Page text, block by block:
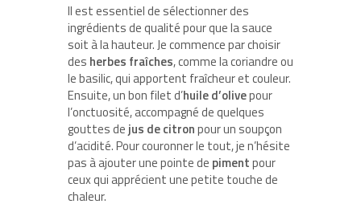
Il est essentiel de sélectionner des
ingrédients de qualité pour que la sauce
soit à la hauteur. Je commence par choisir
des herbes fraîches, comme la coriandre ou
le basilic, qui apportent fraîcheur et couleur.
Ensuite, un bon filet d’huile d’olivepour
l’onctuosité, accompagné de quelques
gouttes de jus de citronpour un soupçon
d’acidité. Pour couronner le tout, je n’hésite
pas à ajouter une pointe de pimentpour
ceux qui apprécient une petite touche de
chaleur.